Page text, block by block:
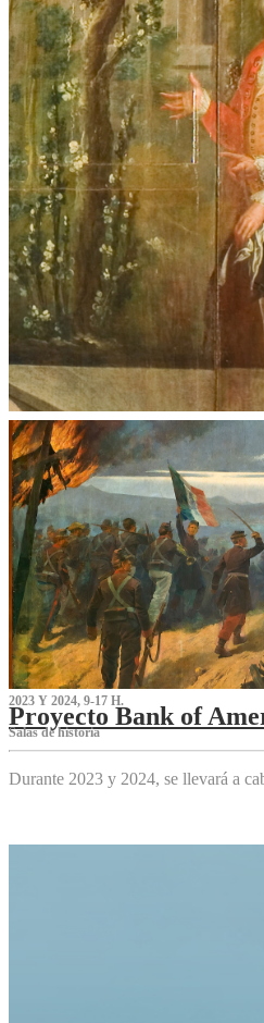
2023 Y 2024, 9-17 H.
Proyecto Bank of
S‌alas de historia
Durante 2023 y 2024, se llevará a